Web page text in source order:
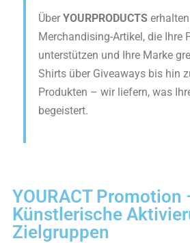
Über YOURPRODUCTS
Merchandising-Artikel, die Ihre
unterstützen und Ihre Marke
Shirts über Giveaways bis hin
Produkten – wir liefern, was
begeistert.
YOURACT Promotion
Künstlerische
Zielgruppen